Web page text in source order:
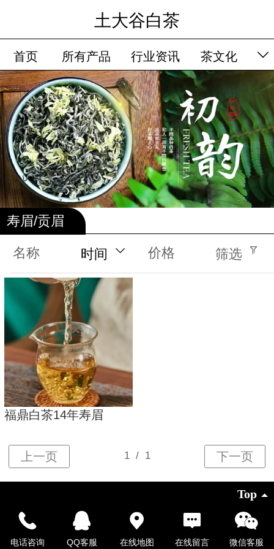
土大谷白茶
首页 所有产品 行业资讯 茶文化
品牌故事 留言板 会员卡列表
寿眉/贡眉
名称 时间 价格 筛选
福鼎白茶14年寿眉
Top
2026 版权所有
凡科建站提供技术支持
电脑版
电话咨询 QQ客服 在线地图 在线留言 微信客服